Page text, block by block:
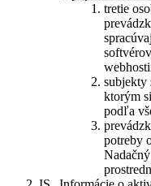
tretie
subjekty
ktorým
podľa
potreby